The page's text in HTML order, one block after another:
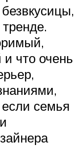
что очень
семья